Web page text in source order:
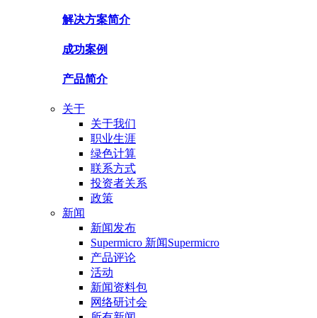
解决方案简介
成功案例
产品简介
关于
关于我们
职业生涯
绿色计算
联系方式
投资者关系
政策
新闻
新闻发布
Supermicro 新闻Supermicro
产品评论
活动
新闻资料包
网络研讨会